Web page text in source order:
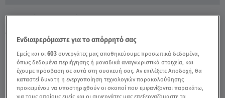
62χρονη - Video
Ενδιαφερόμαστε για το απόρρητό σας
Εμείς και οι603 συνεργάτες μας αποθηκεύουμε προσωπικά δεδομένα,
όπως δεδομένα περιήγησης ή μοναδικά αναγνωριστικά στοιχεία, και
έχουμε πρόσβαση σε αυτά στη συσκευή σας. Αν επιλέξετε Αποδοχή, θα
καταστεί δυνατή η ενεργοποίηση τεχνολογιών παρακολούθησης
προκειμένου να υποστηριχθούν οι σκοποί που εμφανίζονται παρακάτω,
για τους οποίους εμείς και οι συνεργάτες μας επεξεργαζόμαστε τα